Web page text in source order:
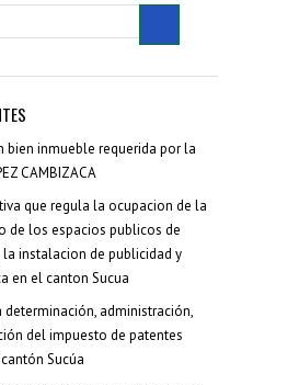
bien inmueble requerida por la
CAMBIZACA
que regula la ocupacion de la
de los espacios publicos de
instalacion de publicidad y
en el canton Sucua
determinación, administración,
del impuesto de patentes
Sucúa